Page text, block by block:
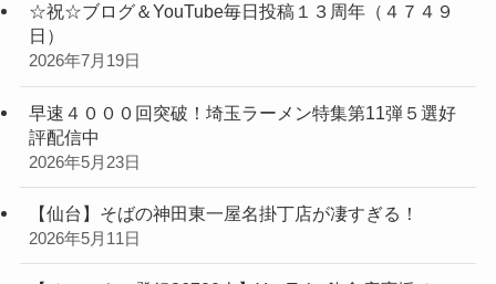
☆祝☆ブログ＆YouTube毎日投稿１３周年（４７４９
日）
2026年7月19日
早速４０００回突破！埼玉ラーメン特集第11弾５選好
評配信中
2026年5月23日
【仙台】そばの神田東一屋名掛丁店が凄すぎる！
2026年5月11日